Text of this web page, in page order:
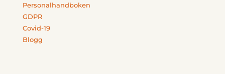
Personalhandboken
GDPR
Covid-19
Blogg